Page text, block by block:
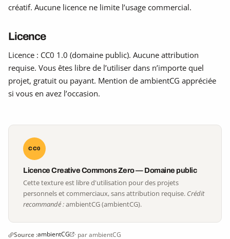
créatif. Aucune licence ne limite l’usage commercial.
Licence
Licence : CC0 1.0 (domaine public). Aucune attribution
requise. Vous êtes libre de l’utiliser dans n’importe quel
projet, gratuit ou payant. Mention de ambientCG appréciée
si vous en avez l’occasion.
CC0
Licence Creative Commons Zero — Domaine public
Cette texture est libre d'utilisation pour des projets
personnels et commerciaux, sans attribution requise. Crédit
recommandé :ambientCG (ambientCG).
Source :ambientCG · par ambientCG